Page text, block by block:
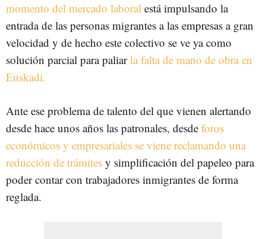
momento del mercado laboral está impulsando la
entrada de las personas migrantes a las empresas a gran
velocidad y de hecho este colectivo se ve ya como
solución parcial para paliarla falta de mano de obra en
Euskadi.
Ante ese problema de talento del que vienen alertando
desde hace unos años las patronales, desde foros
económicos y empresariales se viene reclamando una
reducción de trámites y simplificación del papeleo para
poder contar con trabajadores inmigrantes de forma
reglada.